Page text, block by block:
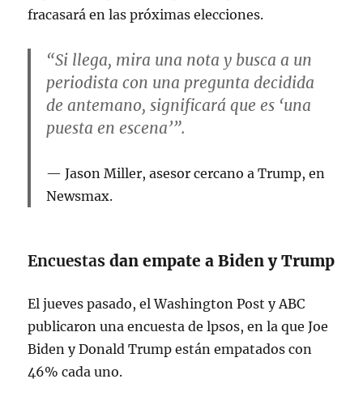
fracasará en las próximas elecciones.
“Si llega, mira una nota y busca a un
periodista con una pregunta decidida
de antemano, significará que es ‘una
puesta en escena’”.
Jason Miller, asesor cercano a Trump, en
Newsmax.
Encuestas dan empate a Biden y Trump
El jueves pasado, el Washington Post y ABC
publicaron una encuesta de lpsos, en la que Joe
Biden y Donald Trump están empatados con
46% cada uno.